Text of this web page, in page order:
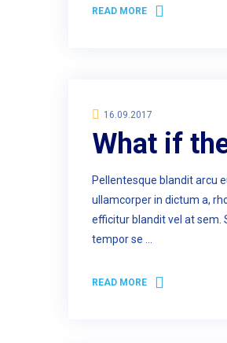
READ MORE
16.09.2017
What if
Pellentesque blandit arcu
ullamcorper in dictum a,
efficitur blandit vel at sem.
tempor se …
READ MORE